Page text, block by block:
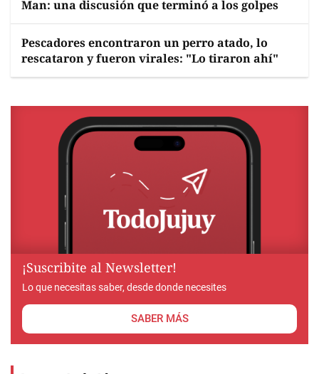
Man: una discusión que terminó a los golpes
Pescadores encontraron un perro atado, lo
rescataron y fueron virales: "Lo tiraron ahí"
¡Suscribite al Newsletter!
Lo que necesitas saber, desde donde necesites
SABER MÁS